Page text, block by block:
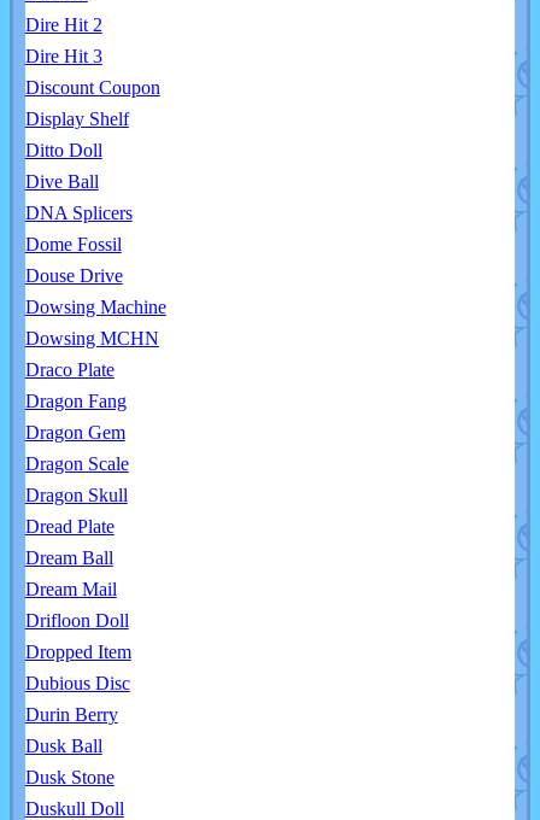
Dire Hit 2
Dire Hit 3
Discount Coupon
Display Shelf
Ditto Doll
Dive Ball
DNA Splicers
Dome Fossil
Douse Drive
Dowsing Machine
Dowsing MCHN
Draco Plate
Dragon Fang
Dragon Gem
Dragon Scale
Dragon Skull
Dread Plate
Dream Ball
Dream Mail
Drifloon Doll
Dropped Item
Dubious Disc
Durin Berry
Dusk Ball
Dusk Stone
Duskull Doll